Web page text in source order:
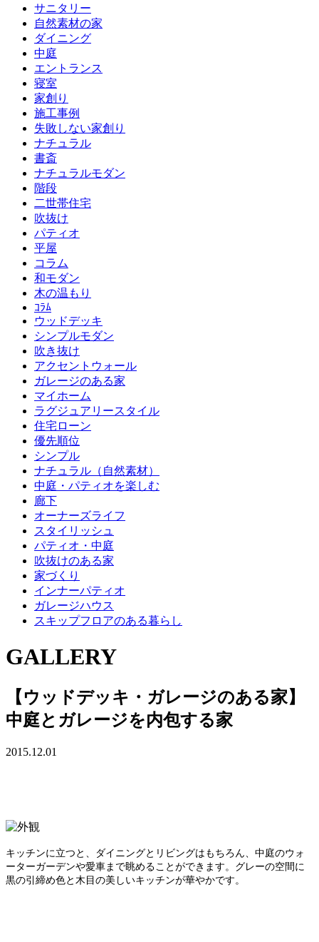
サニタリー
自然素材の家
ダイニング
中庭
エントランス
寝室
家創り
施工事例
失敗しない家創り
ナチュラル
書斎
ナチュラルモダン
階段
二世帯住宅
吹抜け
パティオ
平屋
コラム
和モダン
木の温もり
ｺﾗﾑ
ウッドデッキ
シンプルモダン
吹き抜け
アクセントウォール
ガレージのある家
マイホーム
ラグジュアリースタイル
住宅ローン
優先順位
シンプル
ナチュラル（自然素材）
中庭・パティオを楽しむ
廊下
オーナーズライフ
スタイリッシュ
パティオ・中庭
吹抜けのある家
家づくり
インナーパティオ
ガレージハウス
スキップフロアのある暮らし
GALLERY
【ウッドデッキ・ガレージのある家】
中庭とガレージを内包する家
2015.12.01
キッチンに立つと、ダイニングとリビングはもちろん、中庭のウォ
ーターガーデンや愛車まで眺めることができます。 グレーの空間に
黒の引締め色と木目の美しいキッチンが華やかです。